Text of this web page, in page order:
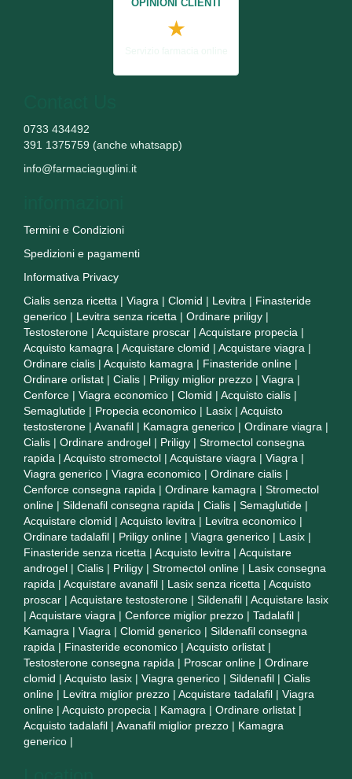
OPINIONI CLIENTI
★
0733 434492
391 1375759 (anche whatsapp)
info@farmaciaguglini.it
Termini e Condizioni
Spedizioni e pagamenti
Informativa Privacy
Cialis senza ricetta | Viagra | Clomid | Levitra | Finasteride
generico | Levitra senza ricetta | Ordinare priligy |
Testosterone | Acquistare proscar | Acquistare propecia |
Acquisto kamagra | Acquistare clomid | Acquistare viagra |
Ordinare cialis | Acquisto kamagra | Finasteride online |
Ordinare orlistat | Cialis | Priligy miglior prezzo | Viagra |
Cenforce | Viagra economico | Clomid | Acquisto cialis |
Semaglutide | Propecia economico | Lasix | Acquisto
testosterone | Avanafil | Kamagra generico | Ordinare viagra |
Cialis | Ordinare androgel | Priligy | Stromectol consegna
rapida | Acquisto stromectol | Acquistare viagra | Viagra |
Viagra generico | Viagra economico | Ordinare cialis |
Cenforce consegna rapida | Ordinare kamagra | Stromectol
online | Sildenafil consegna rapida | Cialis | Semaglutide |
Acquistare clomid | Acquisto levitra | Levitra economico |
Ordinare tadalafil | Priligy online | Viagra generico | Lasix |
Finasteride senza ricetta | Acquisto levitra | Acquistare
androgel | Cialis | Priligy | Stromectol online | Lasix consegna
rapida | Acquistare avanafil | Lasix senza ricetta | Acquisto
proscar | Acquistare testosterone | Sildenafil | Acquistare lasix
| Acquistare viagra | Cenforce miglior prezzo | Tadalafil |
Kamagra | Viagra | Clomid generico | Sildenafil consegna
rapida | Finasteride economico | Acquisto orlistat |
Testosterone consegna rapida | Proscar online | Ordinare
clomid | Acquisto lasix | Viagra generico | Sildenafil | Cialis
online | Levitra miglior prezzo | Acquistare tadalafil | Viagra
online | Acquisto propecia | Kamagra | Ordinare orlistat |
Acquisto tadalafil | Avanafil miglior prezzo | Kamagra
generico |